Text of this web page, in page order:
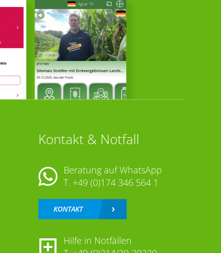
Kontakt & Notfall
Beratung auf WhatsApp
T. +49 (0)174 346 564 1
KONTAKT
Hilfe in Notfällen